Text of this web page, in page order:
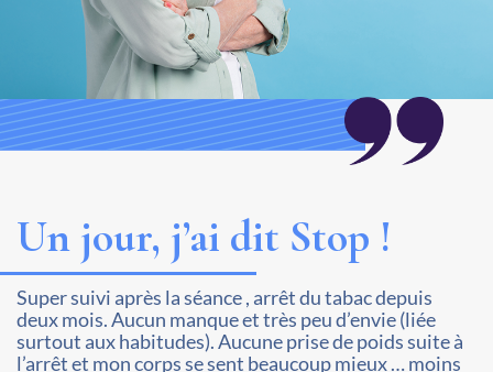
Un jour, j’ai dit Stop !
Super suivi après la séance , arrêt du tabac depuis
deux mois. Aucun manque et très peu d’envie (liée
surtout aux habitudes). Aucune prise de poids suite à
l’arrêt et mon corps se sent beaucoup mieux … moins